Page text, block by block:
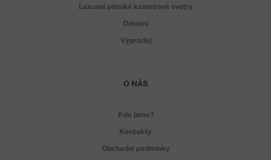
Luxusní pánské kašmírové svetry
Ostatní
Výprodej
O NÁS
Kdo jsme?
Kontakty
Obchodní podmínky